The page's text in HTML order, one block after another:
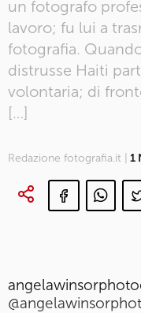
un fotografo
lavoro; fu lui a
fotografia.
distrusse Haiti
volontaria; di
[…]
Redazione fotografia.it | 1